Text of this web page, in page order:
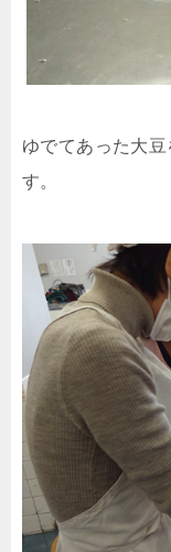
ゆでてあった大
す。